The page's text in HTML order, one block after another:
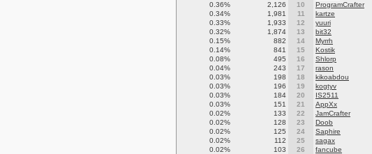
0.36%
2,126 10 ProgramCrafter
0.34%
1,981 11 kartze
0.33%
1,933 12 yuuri
0.32%
1,874 13 bit32
0.15%
882 14 Myrrh
0.14%
841 15 Kostik
0.08%
495 16 Shlorp
0.04%
243 17 rason
0.03%
198 18 kikoabdou
0.03%
196 19 kogtyv
0.03%
184 20 IS2511
0.03%
151 21 AppXx
0.02%
133 22 JamCrafter
0.02%
128 23 Doob
0.02%
125 24 Saphire
0.02%
112 25 sagax
0.02%
103 26 fancube